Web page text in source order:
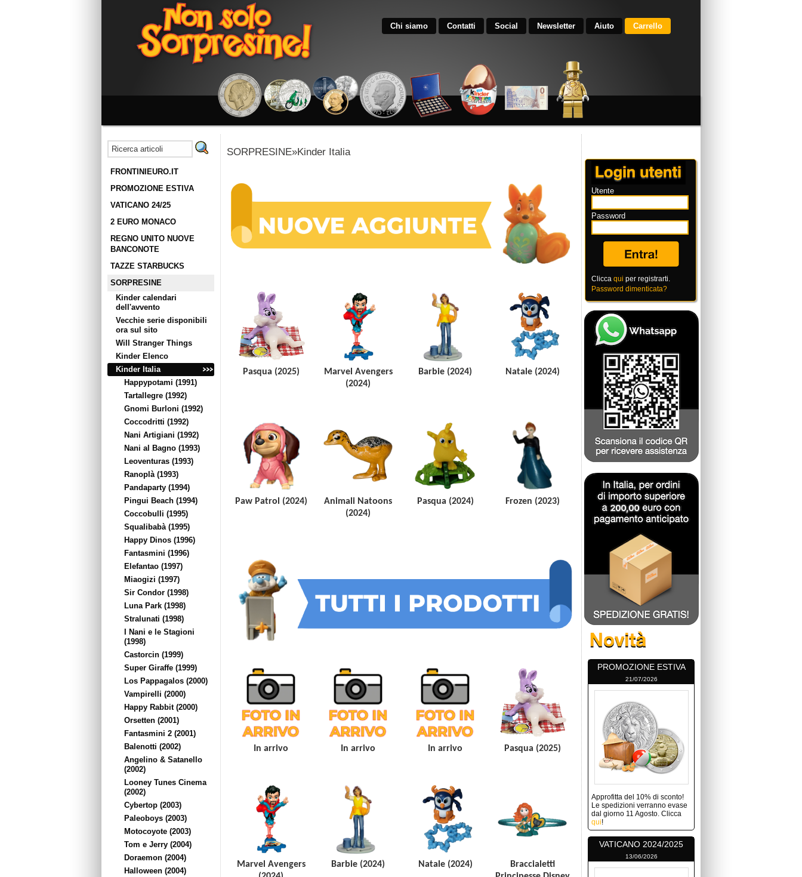
Chi siamo Contatti Social Newsletter Aiuto Carrello
FRONTINIEURO.IT
PROMOZIONE ESTIVA
VATICANO 24/25
2 EURO MONACO
REGNO UNITO NUOVE
BANCONOTE
TAZZE STARBUCKS
SORPRESINE
Kinder calendari
dell'avvento
Vecchie serie disponibili
ora sul sito
Will Stranger Things
Kinder Elenco
Kinder Italia
Happypotami (1991)
Tartallegre (1992)
Gnomi Burloni (1992)
Coccodritti (1992)
Nani Artigiani (1992)
Nani al Bagno (1993)
Leoventuras (1993)
Ranoplà (1993)
Pandaparty (1994)
Pingui Beach (1994)
Coccobulli (1995)
Squalibabà (1995)
Happy Dinos (1996)
Fantasmini (1996)
Elefantao (1997)
Miaogizi (1997)
Sir Condor (1998)
Luna Park (1998)
Stralunati (1998)
I Nani e le Stagioni
(1998)
Castorcin (1999)
Super Giraffe (1999)
Los Pappagalos (2000)
Vampirelli (2000)
Happy Rabbit (2000)
Orsetten (2001)
Fantasmini 2 (2001)
Balenotti (2002)
Angelino & Satanello
(2002)
Looney Tunes Cinema
(2002)
Cybertop (2003)
Paleoboys (2003)
Motocoyote (2003)
Tom e Jerry (2004)
Doraemon (2004)
Halloween (2004)
SORPRESINE»Kinder Italia
Pasqua (2025)
Marvel Avengers
(2024)
Barbie (2024) Natale (2024)
Paw Patrol (2024)
Animali Natoons
(2024)
Pasqua (2024) Frozen (2023)
In arrivo In arrivo In arrivo Pasqua (2025)
Marvel Avengers
Barbie (2024) Natale (2024)
Braccialetti
Utente
Password
Clicca qui per registrarti.
Password dimenticata?
PROMOZIONE ESTIVA
21/07/2026
Approfitta del 10% di sconto!
Le spedizioni verranno evase
dal giorno 11 Agosto. Clicca
qui!
VATICANO 2024/2025
13/06/2026